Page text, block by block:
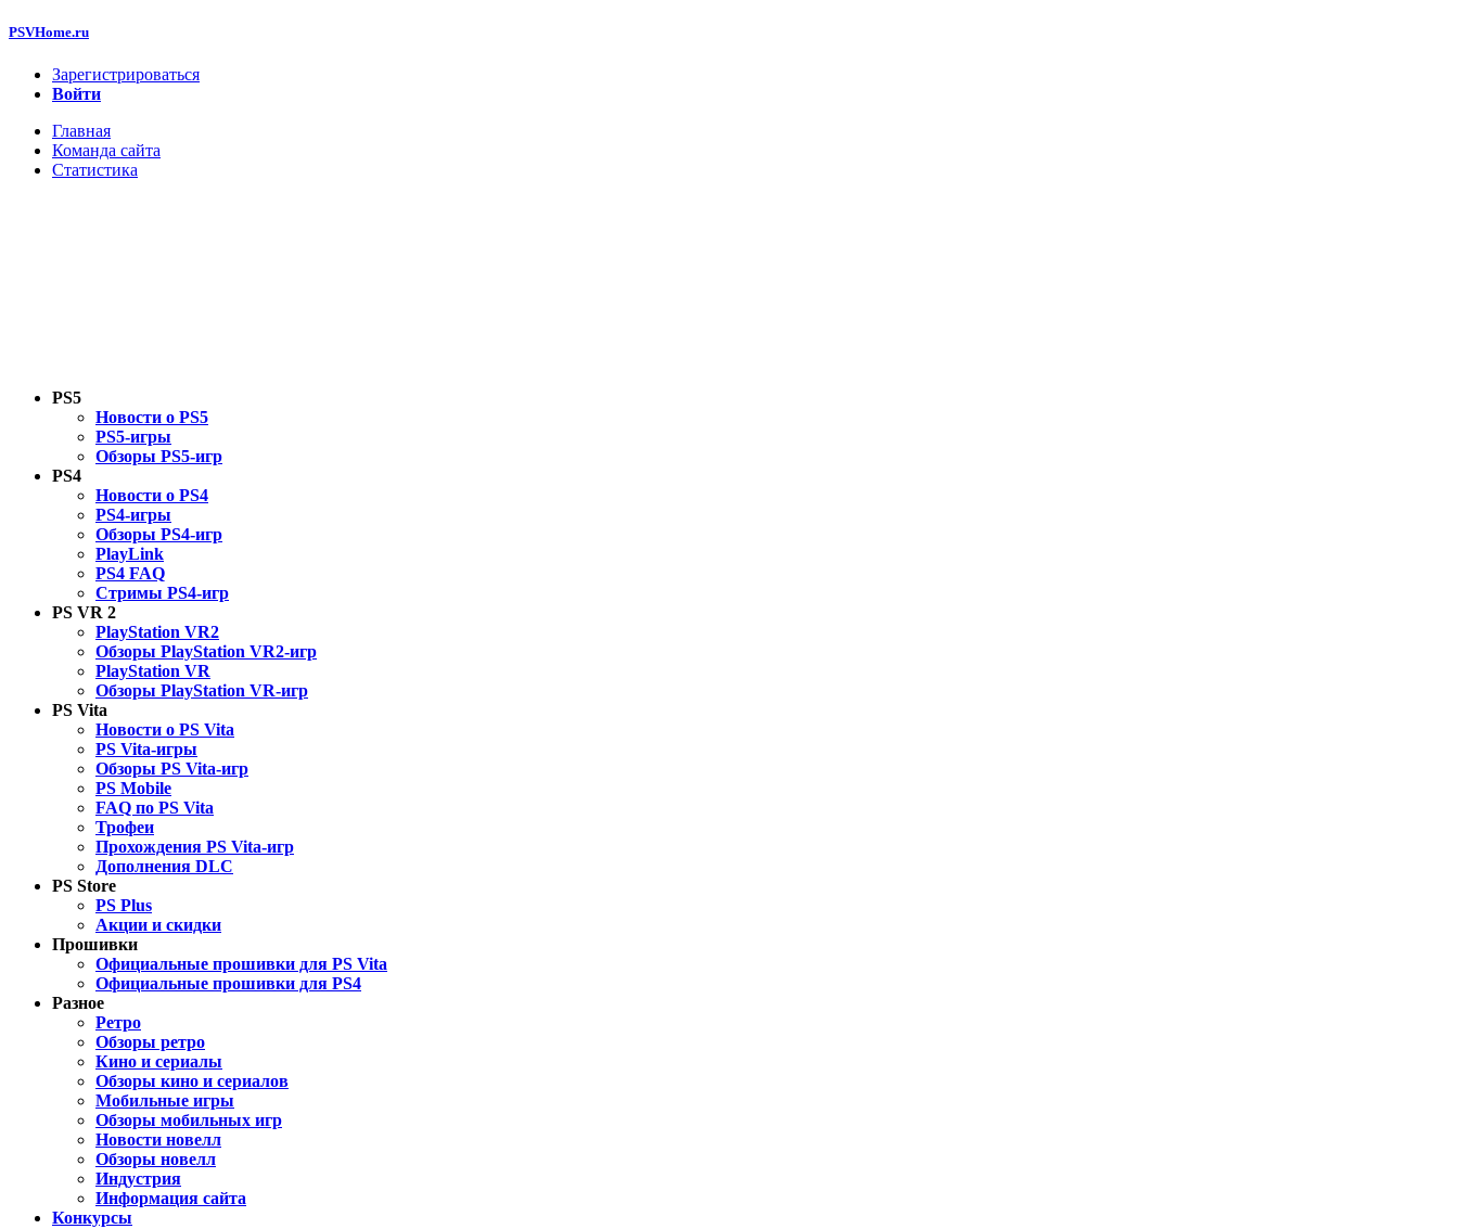
PSVHome.ru
Зарегистрироваться
Войти
Главная
Команда сайта
Статистика
PS5
Новости о PS5
PS5-игры
Обзоры PS5-игр
PS4
Новости о PS4
PS4-игры
Обзоры PS4-игр
PlayLink
PS4 FAQ
Стримы PS4-игр
PS VR 2
PlayStation VR2
Обзоры PlayStation VR2-игр
PlayStation VR
Обзоры PlayStation VR-игр
PS Vita
Новости о PS Vita
PS Vita-игры
Обзоры PS Vita-игр
PS Mobile
FAQ по PS Vita
Трофеи
Прохождения PS Vita-игр
Дополнения DLC
PS Store
PS Plus
Акции и скидки
Прошивки
Официальные прошивки для PS Vita
Официальные прошивки для PS4
Разное
Ретро
Обзоры ретро
Кино и сериалы
Обзоры кино и сериалов
Мобильные игры
Обзоры мобильных игр
Новости новелл
Обзоры новелл
Индустрия
Информация сайта
Конкурсы